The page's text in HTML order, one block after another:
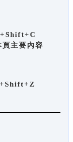
主要內容